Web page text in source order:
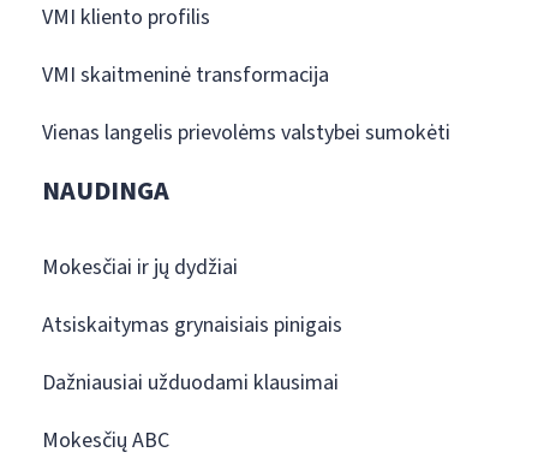
VMI kliento profilis
VMI skaitmeninė transformacija
Vienas langelis prievolėms valstybei sumokėti
NAUDINGA
Mokesčiai ir jų dydžiai
Atsiskaitymas grynaisiais pinigais
Dažniausiai užduodami klausimai
Mokesčių ABC